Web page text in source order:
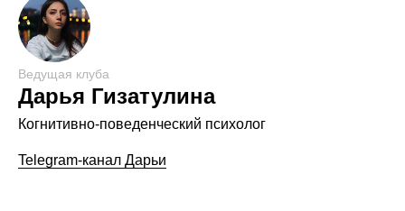
Ведущая клуба
Дарья Гизатулина
Когнитивно-поведенческий психолог
Telegram-канал Дарьи